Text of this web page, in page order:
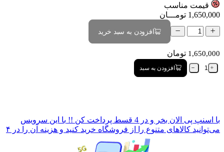
قیمت مناسب
1,650,000 تومـــان
افزودن به سبد خرید
1,650,000 تومان
افزودن به سبد
با اسنپ پی الان بخر و در 4 قسط پرداخت کن !!
با این سرویس
می‌توانید کالاهای متنوع را از فروشگاه خرید کنید و هزینه آن را در ۴